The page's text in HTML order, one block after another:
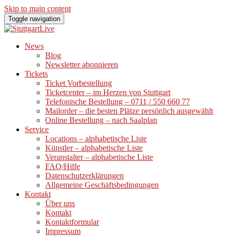
Skip to main content
Toggle navigation
News
Blog
Newsletter abonnieren
Tickets
Ticket Vorbestellung
Ticketcenter – im Herzen von Stuttgart
Telefonische Bestellung – 0711 / 550 660 77
Mailorder – die besten Plätze persönlich ausgewählt
Online Bestellung – nach Saalplan
Service
Locations – alphabetische Liste
Künstler – alphabetische Liste
Veranstalter – alphabetische Liste
FAQ/Hilfe
Datenschutzerklärungen
Allgemeine Geschäftsbedingungen
Kontakt
Über uns
Kontakt
Kontaktformular
Impressum